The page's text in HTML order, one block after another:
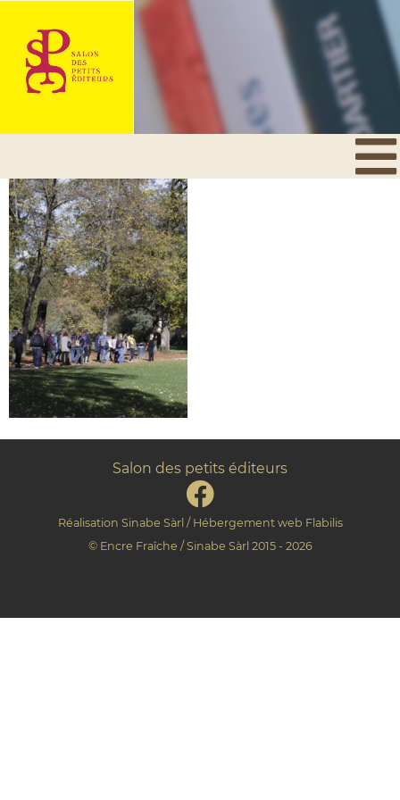
Salon des petits éditeurs
Réalisation Sinabe Sàrl / Hébergement web Flabilis
© Encre Fraîche / Sinabe Sàrl 2015 - 2026